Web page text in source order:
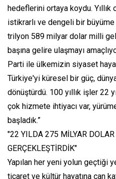
hedeflerini ortaya koydu. Yıllık
istikrarlı ve dengeli bir
trilyon 589 milyar dolar milli
başına gelire ulaşmayı
Parti ile ülkemizin siyaset
Türkiye'yi küresel bir güç,
dönüştürdü. 100 yıllık işler 22
çok hizmete ihtiyacı var,
başladık.”
"22 YILDA 275 MİLYAR DOLAR
GERÇEKLEŞTİRDİK"
Yapılan her yeni yolun geçtiği
ticaret ve kültür hayatına can